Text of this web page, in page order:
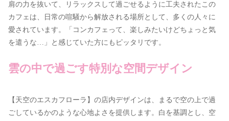
肩の力を抜いて、リラックスして過ごせるように工夫されたこの
カフェは、日常の喧騒から解放される場所として、多くの人々に
愛されています。「コンカフェって、楽しみたいけどちょっと気
を遣うな…」と感じていた方にもピッタリです。
雲の中で過ごす特別な空間デザイン
【天空のエスカフローラ】の店内デザインは、まるで空の上で過
ごしているかのような心地よさを提供します。白を基調とし、空